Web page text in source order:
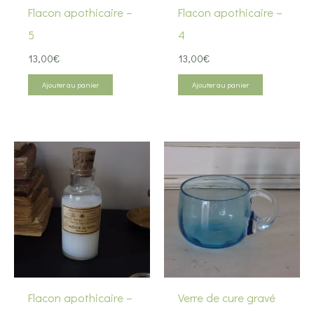
Flacon apothicaire –
5
13,00€
Ajouter au panier
Flacon apothicaire –
4
13,00€
Ajouter au panier
Flacon apothicaire –
Verre de cure gravé